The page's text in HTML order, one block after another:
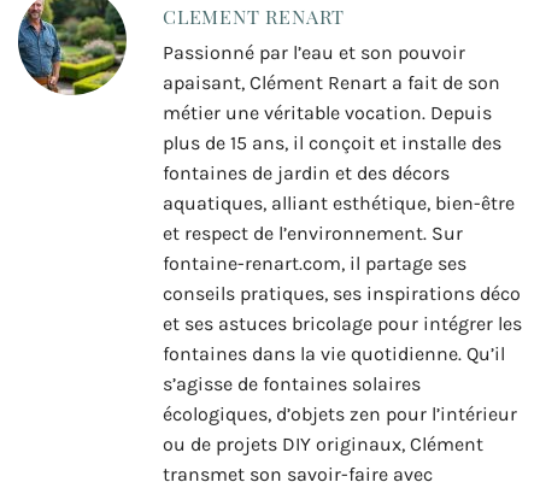
CLEMENT RENART
Passionné par l’eau et son pouvoir
apaisant, Clément Renart a fait de son
métier une véritable vocation. Depuis
plus de 15 ans, il conçoit et installe des
fontaines de jardin et des décors
aquatiques, alliant esthétique, bien-être
et respect de l’environnement. Sur
fontaine-renart.com, il partage ses
conseils pratiques, ses inspirations déco
et ses astuces bricolage pour intégrer les
fontaines dans la vie quotidienne. Qu’il
s’agisse de fontaines solaires
écologiques, d’objets zen pour l’intérieur
ou de projets DIY originaux, Clément
transmet son savoir-faire avec